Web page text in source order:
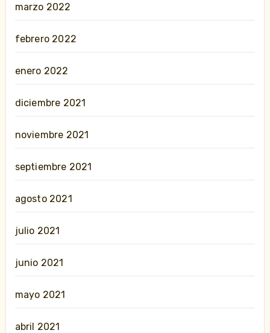
marzo 2022
febrero 2022
enero 2022
diciembre 2021
noviembre 2021
septiembre 2021
agosto 2021
julio 2021
junio 2021
mayo 2021
abril 2021